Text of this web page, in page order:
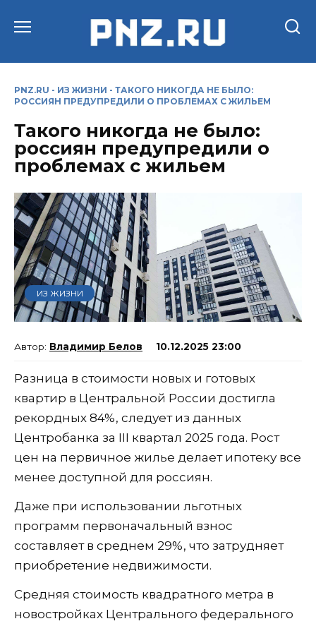
PNZ.RU - ИЗ ЖИЗНИ - ТАКОГО НИКОГДА НЕ БЫЛО:
РОССИЯН ПРЕДУПРЕДИЛИ О ПРОБЛЕМАХ С ЖИЛЬЕМ
Такого никогда не было:
россиян предупредили о
проблемах с жильем
ИЗ ЖИЗНИ
Владимир Белов 10.12.2025 23:00
Разница в стоимости новых и готовых
квартир в Центральной России достигла
рекордных 84%, следует из данных
Центробанка за III квартал 2025 года. Рост
цен на первичное жилье делает ипотеку все
менее доступной для россиян.
Даже при использовании льготных
программ первоначальный взнос
составляет в среднем 29%, что затрудняет
приобретение недвижимости.
Средняя стоимость квадратного метра в
новостройках Центрального федерального